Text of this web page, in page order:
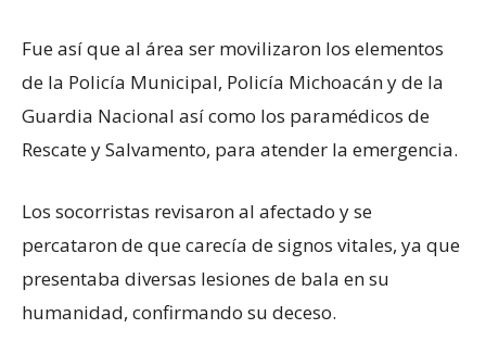
Fue así que al área ser movilizaron los elementos
de la Policía Municipal, Policía Michoacán y de la
Guardia Nacional así como los paramédicos de
Rescate y Salvamento, para atender la emergencia.
Los socorristas revisaron al afectado y se
percataron de que carecía de signos vitales, ya que
presentaba diversas lesiones de bala en su
humanidad, confirmando su deceso.